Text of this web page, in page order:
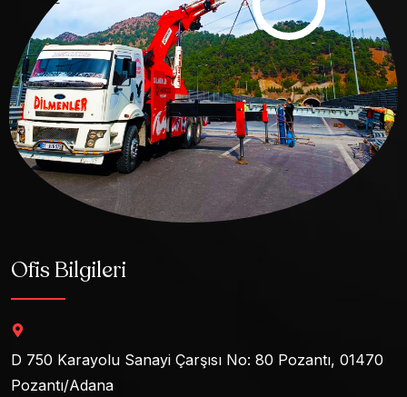
Ofis Bilgileri
D 750 Karayolu Sanayi Çarşısı No: 80 Pozantı, 01470
Pozantı/Adana